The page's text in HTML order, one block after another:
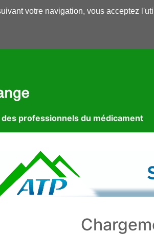
Dossiers Presse Librairie
professionnels du médicament
votre navigation, vous acceptez